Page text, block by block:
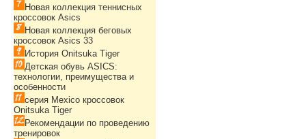
Новая коллекция теннисных
кроссовок Asics
Новая коллекция беговых
кроссовок Asics 33
История Onitsuka Tiger
Детская обувь ASICS:
технологии, преимущества и
особенности
серия Mexico кроссовок
Onitsuka Tiger
Рекомендации по проведению
тренировок